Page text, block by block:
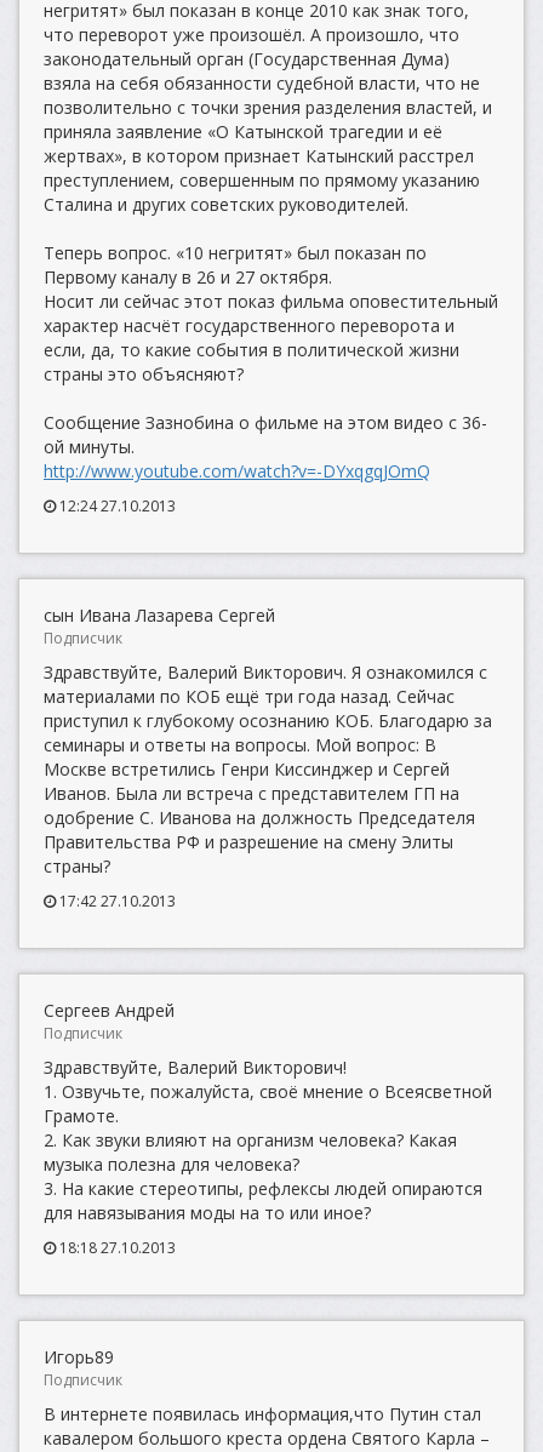
негритят» был показан в конце 2010 как знак того,
что переворот уже произошёл. А произошло, что
законодательный орган (Государственная Дума)
взяла на себя обязанности судебной власти, что не
позволительно с точки зрения разделения властей, и
приняла заявление «О Катынской трагедии и её
жертвах», в котором признает Катынский расстрел
преступлением, совершенным по прямому указанию
Сталина и других советских руководителей.
Теперь вопрос. «10 негритят» был показан по
Первому каналу в 26 и 27 октября.
Носит ли сейчас этот показ фильма оповестительный
характер насчёт государственного переворота и
если, да, то какие события в политической жизни
страны это объясняют?
Сообщение Зазнобина о фильме на этом видео с 36-
ой минуты.
http://www.youtube.com/watch?v=-DYxqgqJOmQ
12:24 27.10.2013
сын Ивана Лазарева Сергей
Подписчик
Здравствуйте, Валерий Викторович. Я ознакомился с
материалами по КОБ ещё три года назад. Сейчас
приступил к глубокому осознанию КОБ. Благодарю за
семинары и ответы на вопросы. Мой вопрос: В
Москве встретились Генри Киссинджер и Сергей
Иванов. Была ли встреча с представителем ГП на
одобрение С. Иванова на должность Председателя
Правительства РФ и разрешение на смену Элиты
страны?
17:42 27.10.2013
Сергеев Андрей
Подписчик
Здравствуйте, Валерий Викторович!
1. Озвучьте, пожалуйста, своё мнение о Всеясветной
Грамоте.
2. Как звуки влияют на организм человека? Какая
музыка полезна для человека?
3. На какие стереотипы, рефлексы людей опираются
для навязывания моды на то или иное?
18:18 27.10.2013
Игорь89
Подписчик
В интернете появилась информация,что Путин стал
кавалером большого креста ордена Святого Карла –